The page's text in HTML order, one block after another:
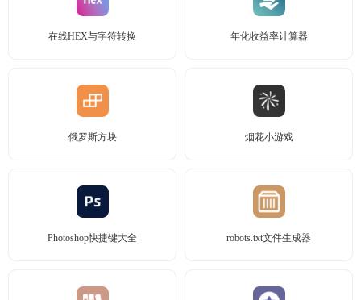
在线HEX与字符转换 年化收益率计算器
俄罗斯方块 烟花小游戏
Photoshop快捷键大全 robots.txt文件生成器